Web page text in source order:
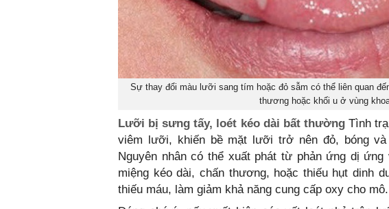
Sự thay đổi màu lưỡi sang tím hoặc đỏ sẫm có thể liên quan
thương hoặc khối u ở vùng
Lưỡi bị sưng tấy, loét kéo dài bất thườngTình
viêm lưỡi, khiến bề mặt lưỡi trở nên đỏ, bóng
Nguyên nhân có thể xuất phát từ phản ứng dị
miệng kéo dài, chấn thương, hoặc thiếu hụt dinh
thiếu máu, làm giảm khả năng cung cấp oxy cho mô.